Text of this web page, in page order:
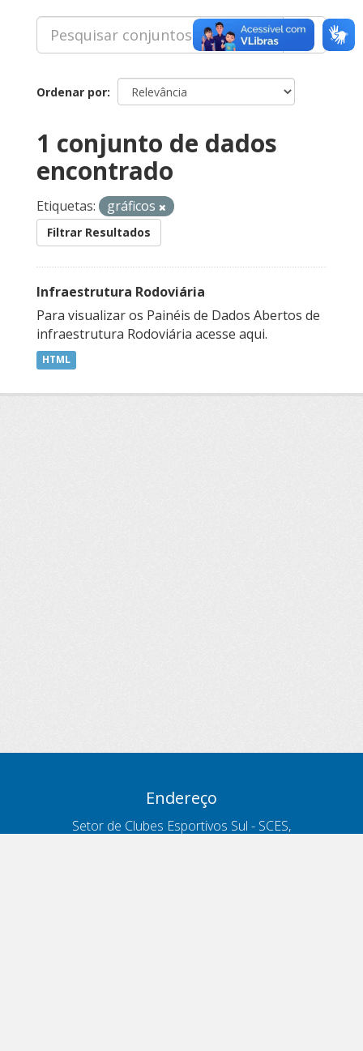
Ordenar por
1 conjunto de dados
encontrado
Etiquetas: gráficos
Filtrar Resultados
Infraestrutura Rodoviária
Para visualizar os Painéis de Dados Abertos de
infraestrutura Rodoviária acesse aqui.
HTML
Endereço
Setor de Clubes Esportivos Sul - SCES,